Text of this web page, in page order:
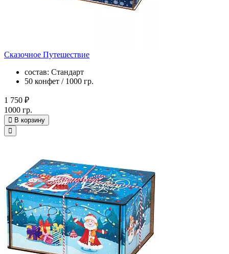
Сказочное Путешествие
состав: Стандарт
50 конфет / 1000 гр.
1 750 ₽
1000 гр.
В корзину